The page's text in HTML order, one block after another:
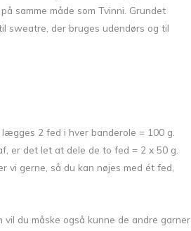
samme måde som Tvinni. Grundet
sweatre, der bruges udendørs og til
2 fed i hver banderole = 100 g.
er det let at dele de to fed = 2 x 50 g.
vi gerne, så du kan nøjes med ét fed,
vil du måske også kunne de andre garner